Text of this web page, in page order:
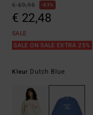
€ 59,95 63%
€ 22,48
SALE
SALE ON SALE EXTRA 25%
Kleur Dutch Blue